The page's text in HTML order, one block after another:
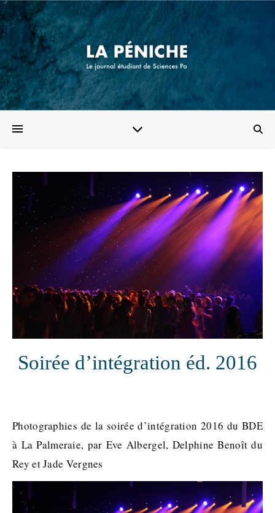
Soirée d’intégration éd. 2016
Photographies de la soirée d’intégration 2016 du BDE
à La Palmeraie, par Eve Albergel, Delphine Benoît du
Rey et Jade Vergnes